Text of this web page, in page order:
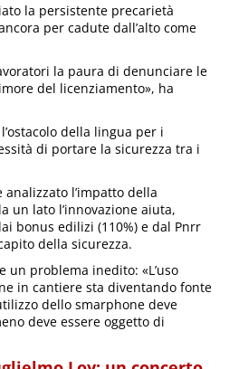
la persistente precarietà
per cadute dall’alto come
la paura di denunciare le
del licenziamento», ha
della lingua per i
di portare la sicurezza tra i
analizzato l’impatto della
un lato l’innovazione aiuta,
bonus edilizi (110%) e dal Pnrr
della sicurezza.
un problema inedito: «L’uso
in cantiere sta diventando fonte
dello smarphone deve
deve essere oggetto di